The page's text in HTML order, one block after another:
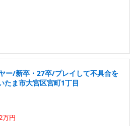
ー/新卒・27卒/プレイして不具合を
ま市大宮区宮町1丁目
万円